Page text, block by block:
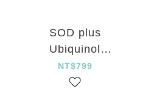
SOD plus
Ubiquinol
Brightening
Energizing
NT$799